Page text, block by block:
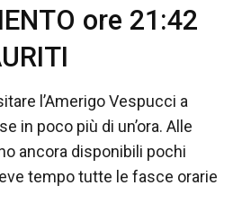
ore 21:42
l’Amerigo Vespucci a
in poco più di un’ora. Alle
ancora disponibili pochi
tempo tutte le fasce orarie